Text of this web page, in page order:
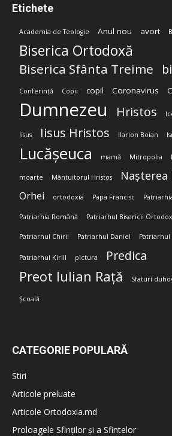
Etichete
Academia de Teologie Anul nou avort
Biserica Ortodoxă
Biserica Sfânta Treime
Conferință Copii copil Coronavirus
Dumnezeu Hristos
Iisus Iisus Hristos Ilarion Boian
Lucășeuca mamă Mitropolia
moarte Mântuitorul Hristos Nașterea
Orhei ortodoxia Papa Francisc
Patriarhia Română Patriarhul Bisericii
Patriarhul Chiril Patriarhul Daniel Patriarhul
Patriarhul Kirill pictura Predica
Preot Iulian Rață Sfaturi
Școală
CATEGORIE POPULARĂ
Stiri
Articole preluate
Articole Ortodoxia.md
Proloagele Sfinților și a Sfintelor